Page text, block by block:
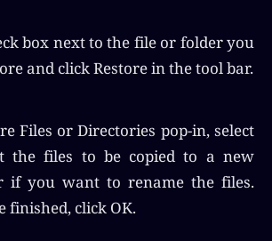
box next to the file or folder you
and click Restore in the tool bar.
Files or Directories pop-in, select
the files to be copied to a new
if you want to rename the files.
finished, click OK.